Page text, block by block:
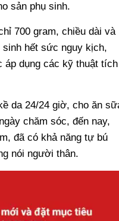
sản phụ sinh.
700 gram, chiều dài và
hết sức nguy kịch,
áp dụng các kỹ thuật tích
da 24/24 giờ, cho ăn
chăm sóc, đến nay,
đã có khả năng tự bú
nói người thân.